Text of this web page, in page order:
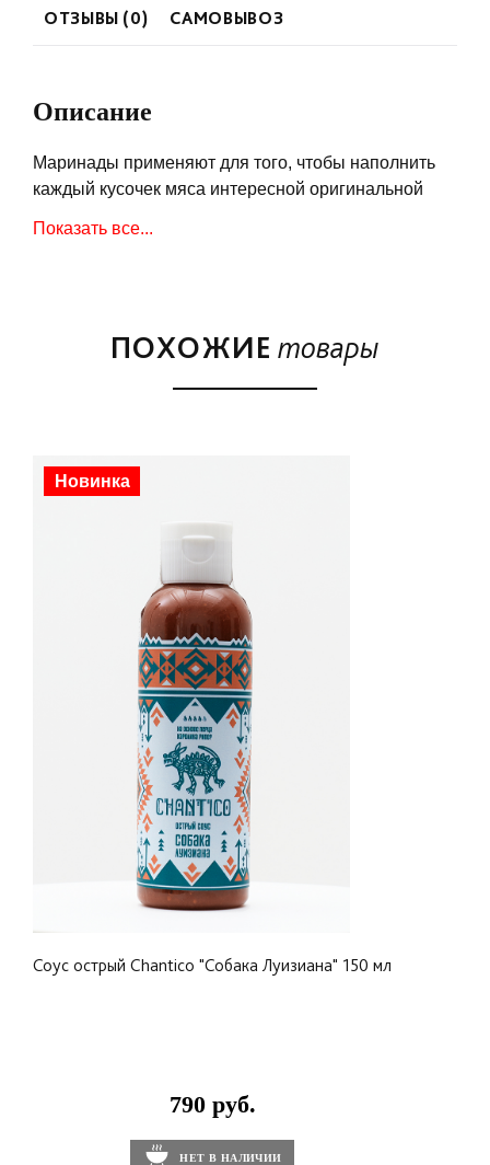
ОТЗЫВЫ (0) САМОВЫВОЗ
Описание
Маринады применяют для того, чтобы наполнить
каждый кусочек мяса интересной оригинальной
Чтобы придать свинине новую мелодию вкуса,
знаменитый экспериментатор Кристофер
делает его невероятно сочным. Лаймовые и
имбирные нотки оттеняют жгучесть чили и
Stubb's Pork Marinade хорошо подходит и для
стейков из говядины и для птицы. Просто положите
мясо на пару часов (можно и дольше) в пакет с
маринадом, а перед приготовлением обсыпьте
смесью РАБ, чтоб стейк не обгорел. Если вы
запекаете мясо, то маринадом можно смазывать
стейк: так мясо никогда не пересушится и всегда
останется сочным. Stubb's Pork Marinade превратит
в ароматное блюдо и овощи, которые вы пожарите
на решётке после маринования.
Показать все...
ПОХОЖИЕ товары
Новинка
Соус острый Chantico "Собака Луизиана" 150 мл
790 руб.
НЕТ В НАЛИЧИИ